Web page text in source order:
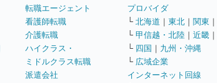
転職エージェント
看護師転職
介護転職
ハイクラス・
ミドルクラス転職
派遣会社
プロバイダ
└ 北海道 ｜ 東北 ｜ 関東 ｜
└ 甲信越・北陸 ｜ 近畿 ｜
└ 四国 ｜ 九州・沖縄
└ 広域企業
インターネット回線